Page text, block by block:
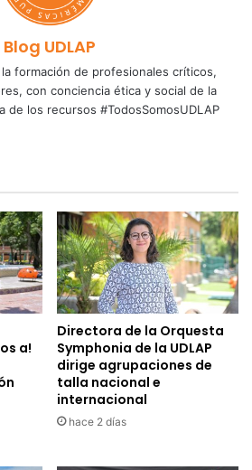
Blog UDLAP
formación de profesionales críticos,
con conciencia ética y social de la
de los recursos #TodosSomosUDLAP
a!
Directora de la Orquesta
Symphonia de la UDLAP
dirige agrupaciones de
talla nacional e
internacional
hace 2 días